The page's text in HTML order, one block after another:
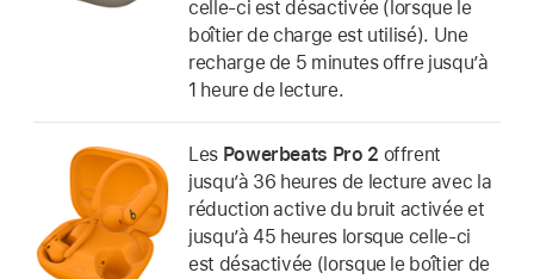
celle-ci est désactivée (lorsque le
boîtier de charge est utilisé). Une
recharge de 5 minutes offre jusqu’à
1 heure de lecture.
Les Powerbeats Pro 2 offrent
jusqu’à 36 heures de lecture avec la
réduction active du bruit activée et
jusqu’à 45 heures lorsque celle-ci
est désactivée (lorsque le boîtier de